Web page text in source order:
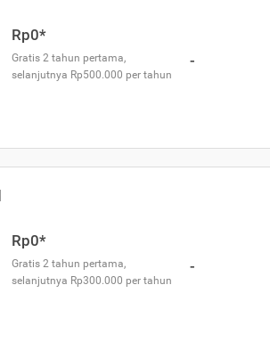
Rp0*
Gratis 2 tahun pertama,
selanjutnya Rp500.000 per tahun
-
Rp0*
Gratis 2 tahun pertama,
selanjutnya Rp300.000 per tahun
-